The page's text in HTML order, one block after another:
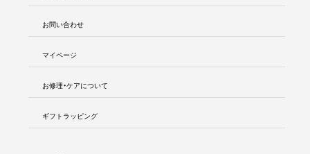
お問い合わせ
マイページ
お修理・ケアについて
ギフトラッピング